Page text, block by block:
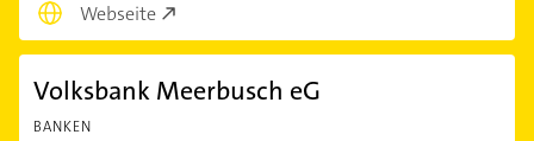
Webseite
Volksbank Meerbusch eG
BANKEN